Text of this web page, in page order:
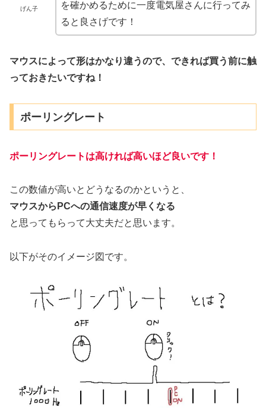
げん子
を確かめるために一度電気屋さんに行ってみ
ると良さげです！
マウスによって形はかなり違うので、できれば買う前に触
っておきたいですね！
ポーリングレート
ポーリングレートは高ければ高いほど良いです！
この数値が高いとどうなるのかというと、
マウスからPCへの通信速度が早くなる
と思ってもらって大丈夫だと思います。
以下がそのイメージ図です。